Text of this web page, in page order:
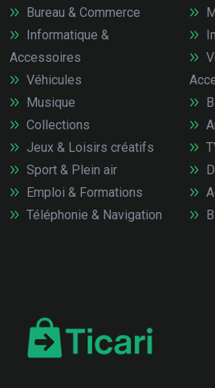
Bureau & Commerce
Informatique &
Accessoires
Véhicules
Musique
Collections
Jeux & Loisirs créatifs
Sport & Plein air
Emploi & Formations
Téléphonie & Navigation